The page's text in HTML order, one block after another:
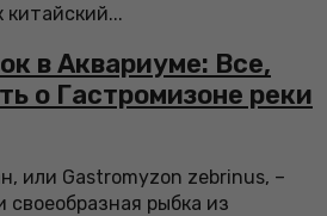
китайский...
в Аквариуме: Все,
о Гастромизоне реки
или Gastromyzon zebrinus, –
своеобразная рыбка из